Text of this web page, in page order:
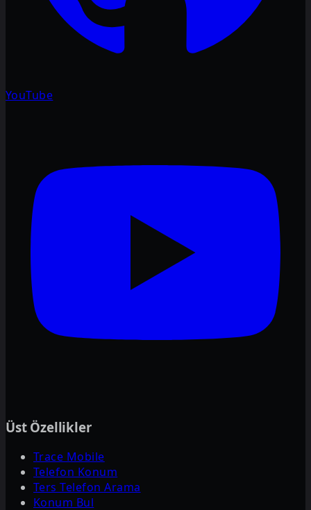
YouTube
Üst Özellikler
Trace Mobile
Telefon Konum
Ters Telefon Arama
Konum Bul